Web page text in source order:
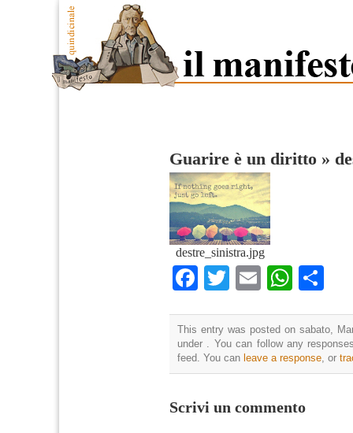
Guarire è un diritto »
destre_sinistra.jpg
Facebook
TwitterEmail
This entry was posted on sabato,
under . You can follow any
feed. You can leave a response , or
Scrivi un commento